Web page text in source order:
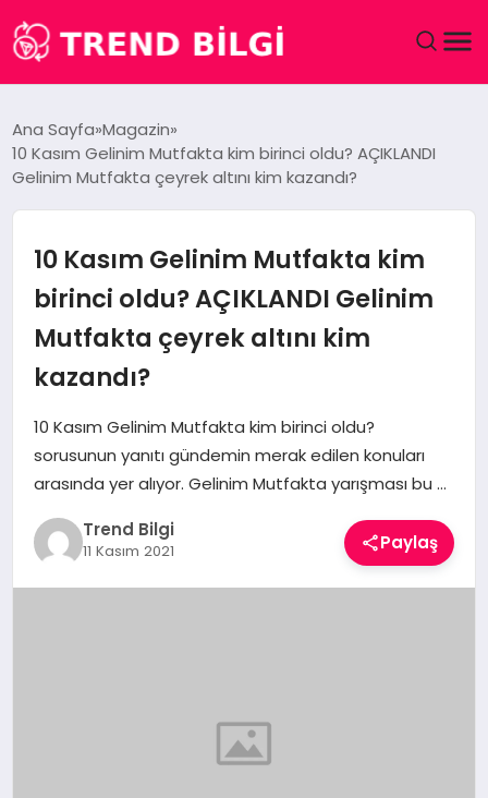
DÜNYA
MAGAZIN
SPOR
YAŞAM
Ana Sayfa Magazin
10 Kasım Gelinim Mutfakta kim birinci oldu? AÇIKLANDI
Gelinim Mutfakta çeyrek altını kim kazandı?
10 Kasım Gelinim Mutfakta kim
birinci oldu? AÇIKLANDI Gelinim
Mutfakta çeyrek altını kim
kazandı?
10 Kasım Gelinim Mutfakta kim birinci oldu?
sorusunun yanıtı gündemin merak edilen konuları
arasında yer alıyor. Gelinim Mutfakta yarışması bu …
Trend Bilgi
11 Kasım 2021 Paylaş